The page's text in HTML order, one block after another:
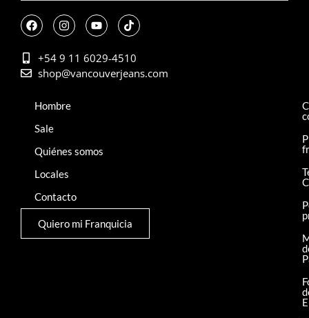
+54 9 11 6029-4510
shop@vancouverjeans.com
Hombre
Sale
Quiénes somos
Locales
Contacto
Quiero mi Franquicia